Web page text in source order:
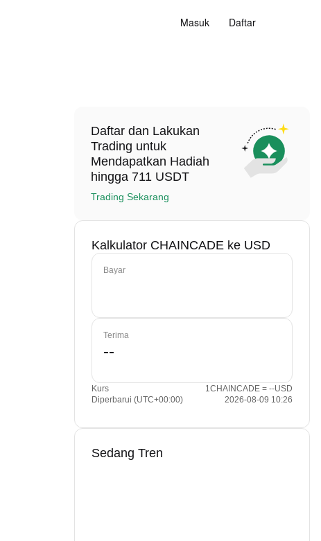
Masuk Daftar
Daftar dan Lakukan
Trading untuk
Mendapatkan Hadiah
hingga 711 USDT
Trading Sekarang
Kalkulator CHAINCADE ke USD
Bayar
Terima
Kurs
1CHAINCADE = --USD
Diperbarui (UTC+00:00)
2026-08-09 10:26
Sedang Tren